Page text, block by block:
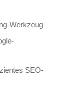
Werkzeug
SEO-